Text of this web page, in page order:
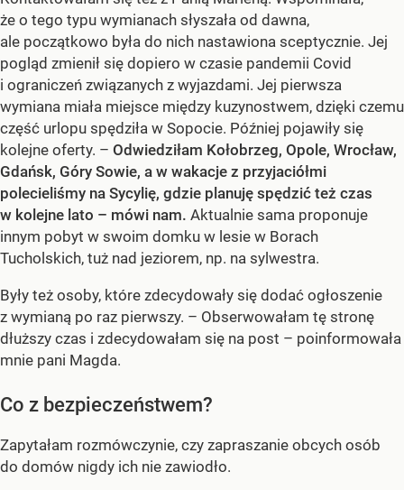
że o tego typu wymianach słyszała od dawna,
ale początkowo była do nich nastawiona sceptycznie. Jej
pogląd zmienił się dopiero w czasie pandemii Covid
i ograniczeń związanych z wyjazdami. Jej pierwsza
wymiana miała miejsce między kuzynostwem, dzięki czemu
część urlopu spędziła w Sopocie. Później pojawiły się
kolejne oferty. – Odwiedziłam Kołobrzeg, Opole, Wrocław,
Gdańsk, Góry Sowie, a w wakacje z przyjaciółmi
polecieliśmy na Sycylię, gdzie planuję spędzić też czas
w kolejne lato – mówi nam. Aktualnie sama proponuje
innym pobyt w swoim domku w lesie w Borach
Tucholskich, tuż nad jeziorem, np. na sylwestra.
Były też osoby, które zdecydowały się dodać ogłoszenie
z wymianą po raz pierwszy. – Obserwowałam tę stronę
dłuższy czas i zdecydowałam się na post – poinformowała
mnie pani Magda.
Co z bezpieczeństwem?
Zapytałam rozmówczynie, czy zapraszanie obcych osób
do domów nigdy ich nie zawiodło.